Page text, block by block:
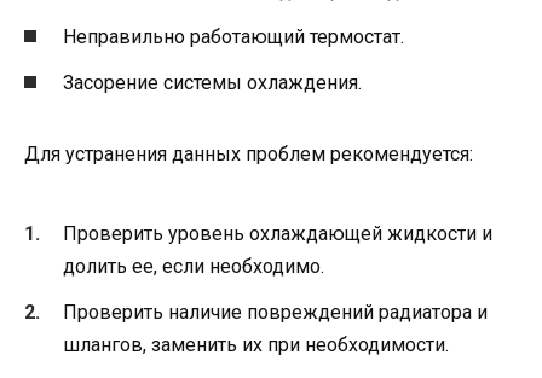
Неправильно работающий термостат.
Засорение системы охлаждения.
Для устранения данных проблем рекомендуется:
Проверить уровень охлаждающей жидкости и
долить ее, если необходимо.
Проверить наличие повреждений радиатора и
шлангов, заменить их при необходимости.